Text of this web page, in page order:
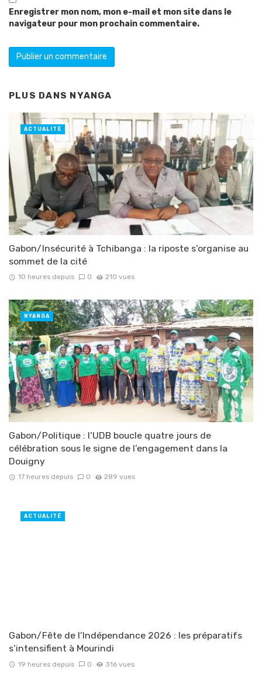
Enregistrer mon nom, mon e-mail et mon site dans le
navigateur pour mon prochain commentaire.
PLUS DANS NYANGA
Gabon/Insécurité à Tchibanga : la riposte s’organise au
sommet de la cité
10 heures depuis 0 210 vues
ACTUALITÉ
Gabon/Politique : l’UDB boucle quatre jours de
célébration sous le signe de l’engagement dans la
Douigny
17 heures depuis 0 289 vues
NYANGA
Gabon/Fête de l’Indépendance 2026 : les préparatifs
s’intensifient à Mourindi
19 heures depuis 0 316 vues
ACTUALITÉ